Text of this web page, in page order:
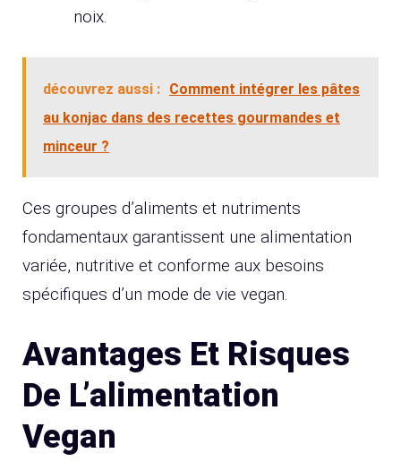
noix.
découvrez aussi : Comment intégrer les pâtes
au konjac dans des recettes gourmandes et
minceur ?
Ces groupes d’aliments et nutriments
fondamentaux garantissent une alimentation
variée, nutritive et conforme aux besoins
spécifiques d’un mode de vie vegan.
Avantages Et Risques
De L’alimentation
Vegan